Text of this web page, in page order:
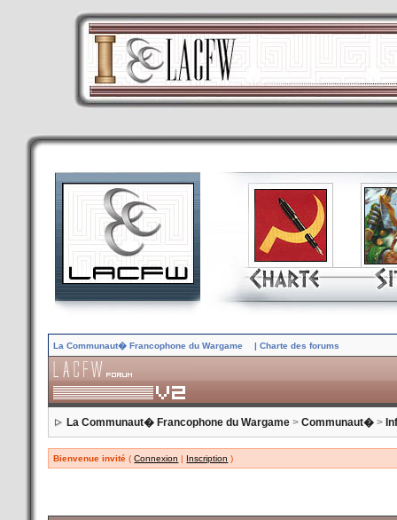
La Communaut� Francophone du Wargame | Charte des forums
La Communaut� Francophone du Wargame >Communaut� >
Bienvenue invité (Connexion | Inscription )